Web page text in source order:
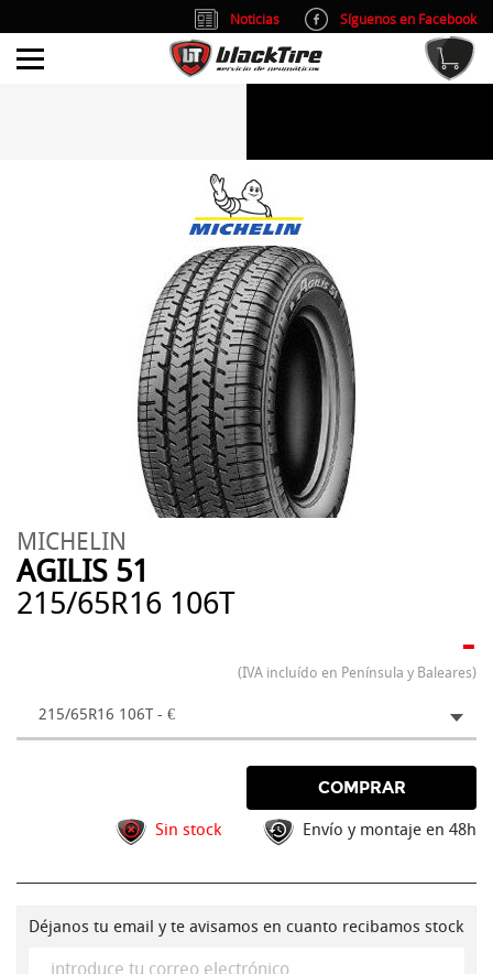
MICHELIN
AGILIS 51
215/65R16 106T
-
(IVA incluído en Península y Baleares)
215/65R16 106T - €
COMPRAR
Sin stock Envío y montaje en 48h
Déjanos tu email y te avisamos en cuanto recibamos stock
Noticias
Síguenos en Facebook
info@blacktire.es
Atención al cliente: L/V 9:00-14:00 y 15:00-19:00